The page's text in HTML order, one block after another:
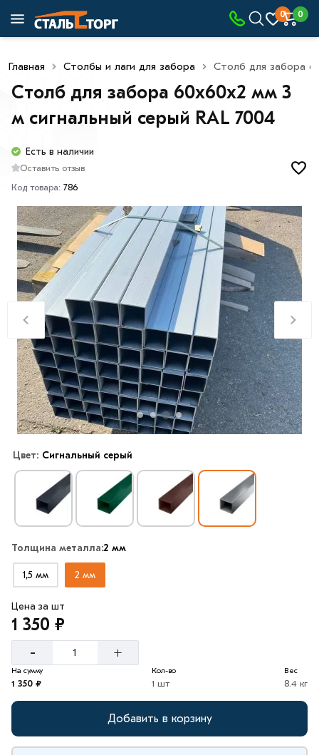
0 0
Главная Столбы и лаги для забора Столб для забора
Столб для забора 60х60х2 мм 3
м сигнальный серый RAL 7004
Есть в наличии
Оставить отзыв
Код товара: 786
Цвет: Сигнальный серый
Толщина металла:2 мм
1,5 мм 2 мм
Цена за шт
1 350 ₽
- +
На сумму
1 350 ₽
Кол-во
1 шт
Вес
8.4 кг
Добавить в корзину